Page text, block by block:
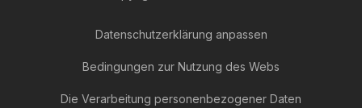
Datenschutzerklärung anpassen
Bedingungen zur Nutzung des Webs
Die Verarbeitung personenbezogener Daten